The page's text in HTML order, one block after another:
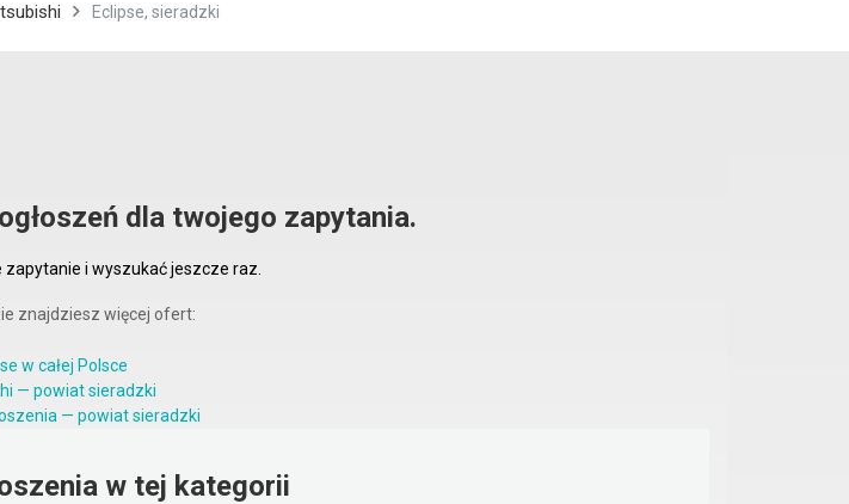
Eclipse, sieradzki
dla twojego zapytania.
i wyszukać jeszcze raz.
znajdziesz więcej ofert:
w całej Polsce
— powiat sieradzki
— powiat sieradzki
w tej kategorii